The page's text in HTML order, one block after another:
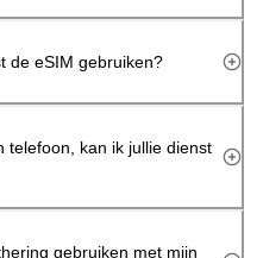
de eSIM gebruiken?
telefoon, kan ik jullie dienst
gebruiken met mijn